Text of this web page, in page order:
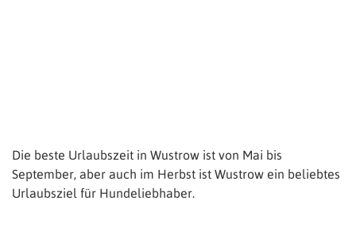
Die beste Urlaubszeit in Wustrow ist von Mai bis
September, aber auch im Herbst ist Wustrow ein beliebtes
Urlaubsziel für Hundeliebhaber.